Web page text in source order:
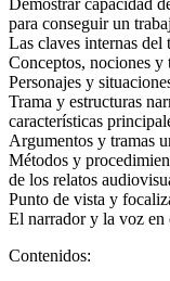
para conseguir un
Las claves internas
Conceptos, nociones
Personajes y
Trama y estructuras
características
Argumentos y tramas
Métodos y
de los relatos
Punto de vista y
El narrador y la voz en
Contenidos: